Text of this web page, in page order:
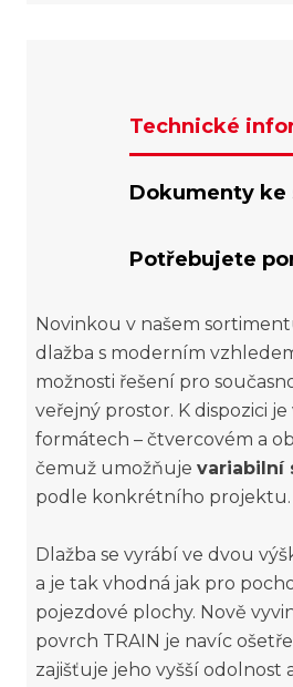
Technické
Dokumenty ke
Potřebujete
Novinkou v našem
dlažba s moderním
možnosti řešení pro
veřejný prostor. K dispozici
formátech – čtvercovém a
čemuž umožňuje variabilní
podle konkrétního projektu.
Dlažba se vyrábí ve dvou
a je tak vhodná jak pro
pojezdové plochy. Nově
povrch TRAIN je navíc
zajišťuje jeho vyšší odolnost